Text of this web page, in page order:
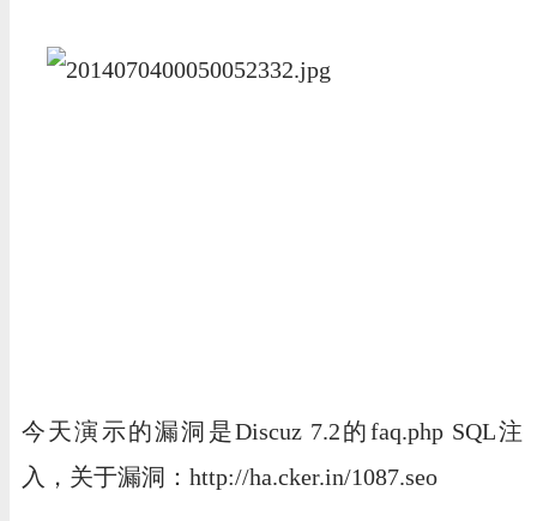
今天演示的漏洞是Discuz 7.2的faq.php SQL注
入，关于漏洞：http://ha.cker.in/1087.seo